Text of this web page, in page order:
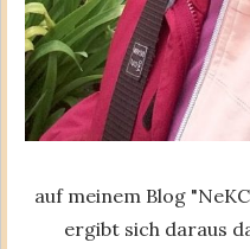
auf meinem Blog
ergibt sich daraus